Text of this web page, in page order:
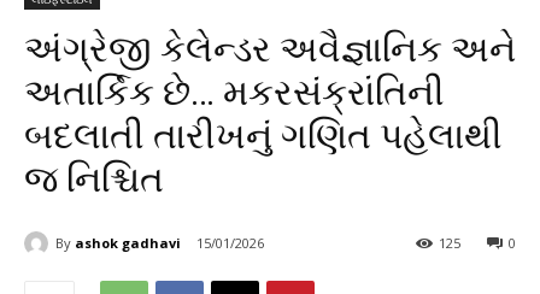
અંગ્રેજી કેલેન્ડર અવૈજ્ઞાનિક અને
અતાર્કિક છે… મકરસંક્રાંતિની
બદલાતી તારીખનું ગણિત પહેલાથી
જ નિશ્ચિત
By ashok gadhavi 15/01/2026 0
125